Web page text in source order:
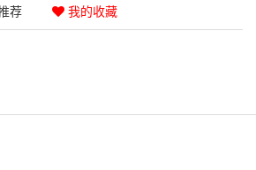
荐 我的收藏